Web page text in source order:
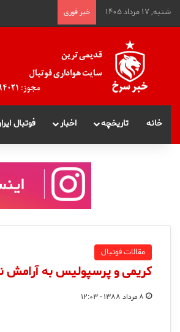
شنبه, ۱۷ مرداد ۱۴۰۵ خبر فوری
خانه تاریخچه اخبار فوتبال
مقالات فوتبال
كريمى و پرسپوليس به
۸ مرداد ۱۳۸۸ - ۱۲:۰۳